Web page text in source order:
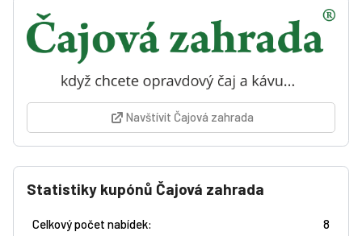
Navštívit Čajová zahrada
Statistiky kupónů Čajová zahrada
Celkový počet nabídek:
8